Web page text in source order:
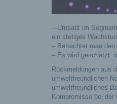
– Umsatz im
ein stetiges
– Betrachtet man
– Es wird geschätzt,
Rückmeldungen aus
umweltfreundlichen
umweltfreundliches
Kompromisse bei der